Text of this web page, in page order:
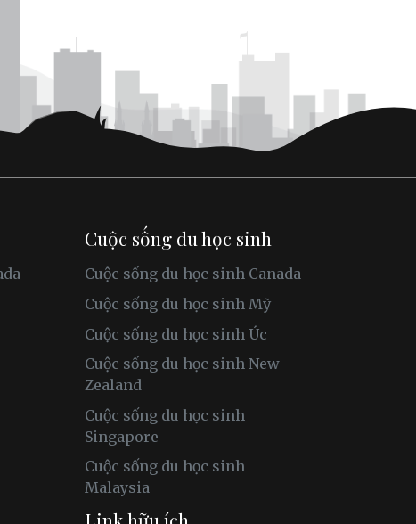
Cuộc sống du học sinh
Cuộc sống du học sinh Canada
Cuộc sống du học sinh Mỹ
Cuộc sống du học sinh Úc
Cuộc sống du học sinh New
Zealand
Cuộc sống du học sinh
Singapore
Cuộc sống du học sinh
Malaysia